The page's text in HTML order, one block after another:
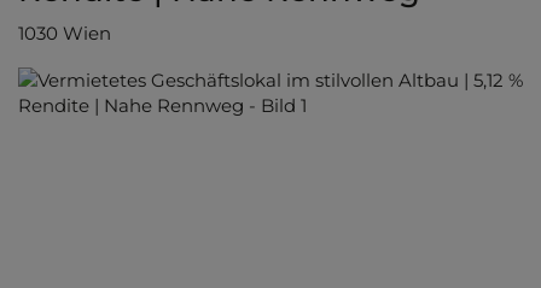
1030 Wien